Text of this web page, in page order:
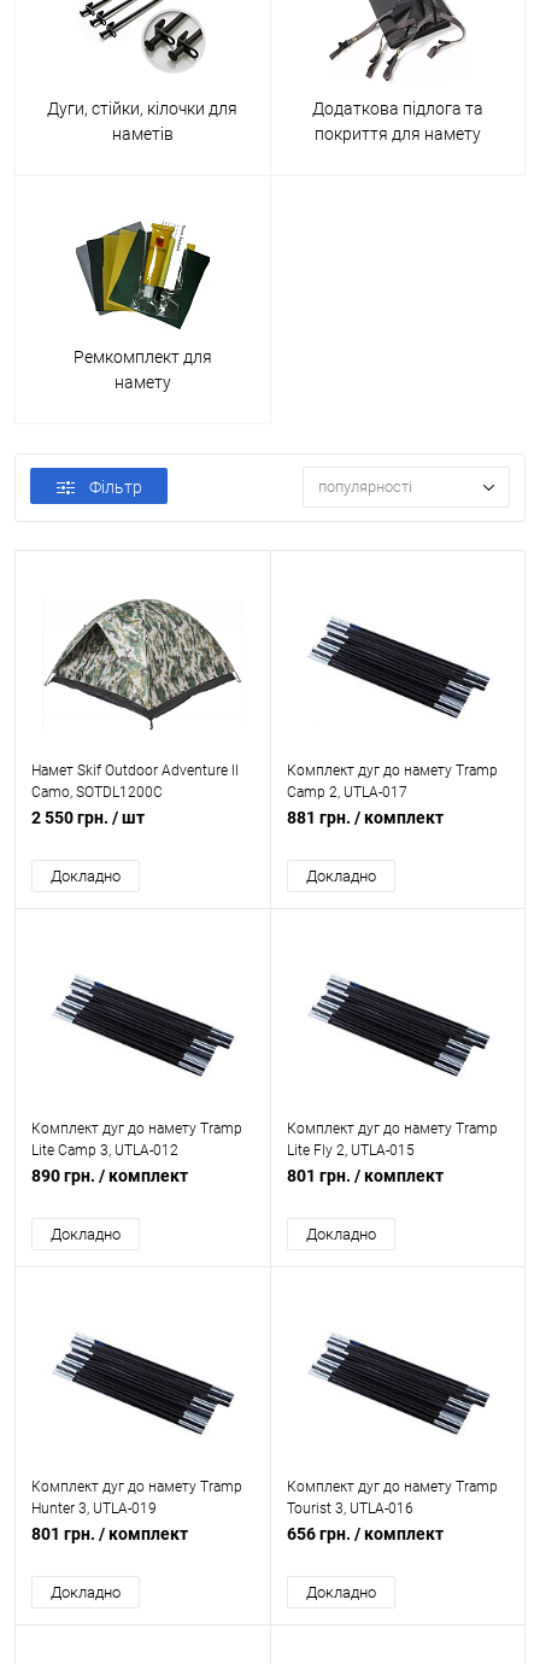
Дуги, стійки, кілочки для
наметів
Додаткова підлога та
покриття для намету
Ремкомплект для
намету
Фільтр популярності
Намет Skif Outdoor Adventure II
Camo, SOTDL1200C
2 550 грн. / шт
Докладно
Комплект дуг до намету Tramp
Camp 2, UTLA-017
881 грн. / комплект
Докладно
Комплект дуг до намету Tramp
Lite Camp 3, UTLA-012
890 грн. / комплект
Докладно
Комплект дуг до намету Tramp
Lite Fly 2, UTLA-015
801 грн. / комплект
Докладно
Комплект дуг до намету Tramp
Hunter 3, UTLA-019
801 грн. / комплект
Докладно
Комплект дуг до намету Tramp
Tourist 3, UTLA-016
656 грн. / комплект
Докладно